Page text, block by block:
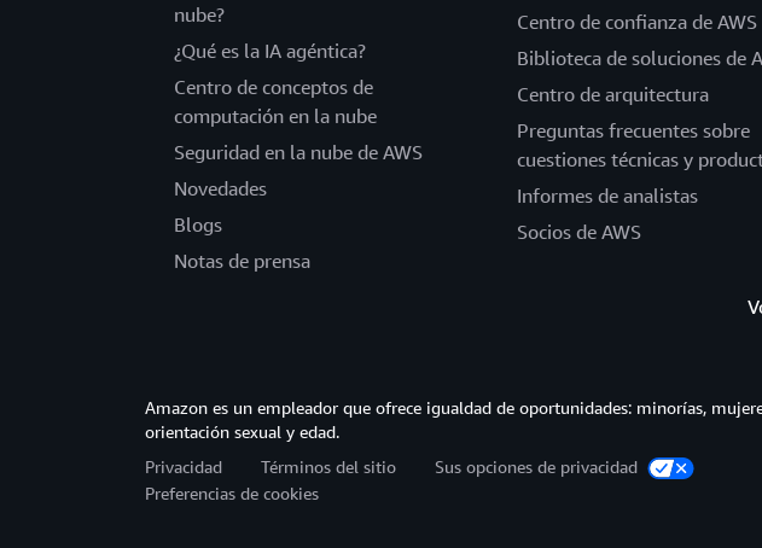
nube?
¿Qué es la IA agéntica?
Centro de conceptos de
computación en la nube
Seguridad en la nube de AWS
Novedades
Blogs
Notas de prensa
Centro de confianza de AWS
Biblioteca de soluciones de
Centro de arquitectura
Preguntas frecuentes sobre
cuestiones técnicas y
Informes de analistas
Socios de AWS
Amazon es un empleador que ofrece igualdad de oportunidades: minorías,
orientación sexual y edad.
Privacidad
Términos del sitio
Sus opciones de privacidad
Preferencias de cookies